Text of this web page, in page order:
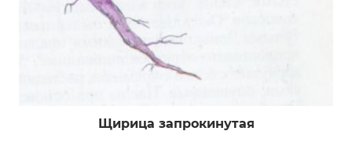
Щирица запрокинутая